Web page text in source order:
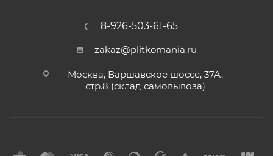
8-926-503-61-65
zakaz@plitkomania.ru
Москва, Варшавское шоссе, 37А,
стр.8 (склад самовывоза)